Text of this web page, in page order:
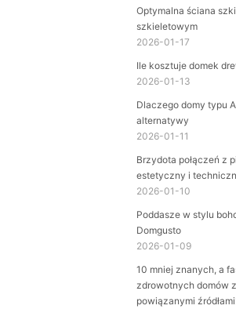
Optymalna ściana
szkieletowym
2026-01-17
Ile kosztuje domek
2026-01-13
Dlaczego domy typu
alternatywy
2026-01-11
Brzydota połączeń z
estetyczny i
2026-01-10
Poddasze w stylu
Domgusto
2026-01-09
10 mniej znanych, a
zdrowotnych domów
powiązanymi